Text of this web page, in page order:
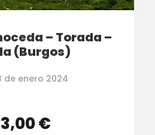
– Torada –
(Burgos)
de enero 2024
€